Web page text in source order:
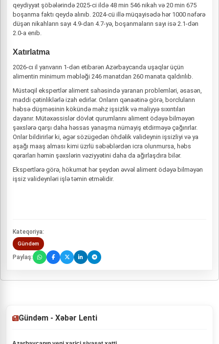
qeydiyyat şöbələrində 2025-ci ildə 48 min 546 nikah və 20 min 675
boşanma faktı qeydə alınıb. 2024-cü illə müqayisədə hər 1000 nəfərə
düşən nikahların sayı 4.9-dan 4.7-yə, boşanmaların sayı isə 2.1-dən
2.0-a enib.
Xatırlatma
2026-cı il yanvarın 1-dən etibarən Azərbaycanda uşaqlar üçün
alimentin minimum məbləği 246 manatdan 260 manata qaldırılıb.
Müstəqil ekspertlər aliment sahəsində yaranan problemləri, əsasən,
maddi çətinliklərlə izah edirlər. Onların qənaətinə görə, borcluların
həbsə düşməsinin kökündə məhz işsizlik və maliyyə sıxıntıları
dayanır. Mütəxəssislər dövlət qurumlarını aliment ödəyə bilməyən
şəxslərə qarşı daha həssas yanaşma nümayiş etdirməyə çağırırlar.
Onlar bildirirlər ki, əgər sözügedən öhdəlik valideynin işsizliyi və ya
aşağı maaş alması kimi üzrlü səbəblərdən icra olunmursa, həbs
qərarları həmin şəxslərin vəziyyətini daha da ağırlaşdıra bilər.
Ekspertlərə görə, hökumət hər şeydən əvvəl aliment ödəyə bilməyən
işsiz valideynləri işlə təmin etməlidir.
Kateqoriya:
Gündəm
Paylaş:
Gündəm - Xəbər Lenti